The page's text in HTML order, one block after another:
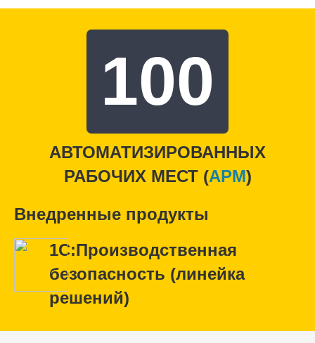
100
АВТОМАТИЗИРОВАННЫХ
РАБОЧИХ МЕСТ (APM)
Внедренные продукты
1С:Производственная
безопасность (линейка
решений)